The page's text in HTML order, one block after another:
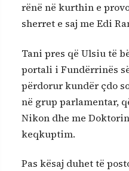
rënë në kurthin e
sherret e saj me Edi
Tani pres që Ulsiu të
portali i Fundërrinës
përdorur kundër çdo
në grup parlamentar,
Nikon dhe me
keqkuptim.
Pas kësaj duhet të